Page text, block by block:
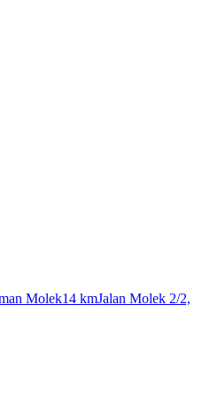
Molek14 kmJalan Molek 2/2,